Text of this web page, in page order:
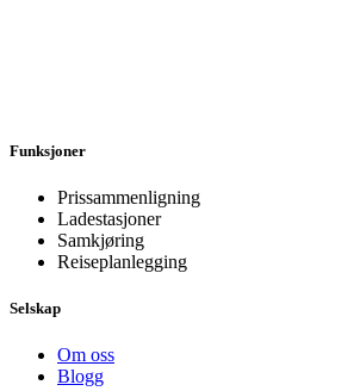
Funksjoner
Prissammenligning
Ladestasjoner
Samkjøring
Reiseplanlegging
Selskap
Om oss
Blogg